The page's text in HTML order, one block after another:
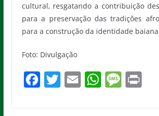
cultural, resgatando a contribuição
para a preservação das tradições
para a construção da identidade
Foto: Divulgação
F T E W M Pr